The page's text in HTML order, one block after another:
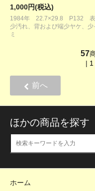
1,000円(税込)
1984年 22.7×29.8 P132
少汚れ、背および端少ヤケ、少
ミ
57
| 1
前へ
ほかの商品を探す
ホーム